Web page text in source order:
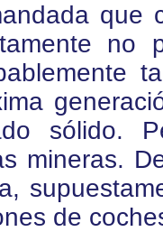
que
no
sólido.
mineras.
de